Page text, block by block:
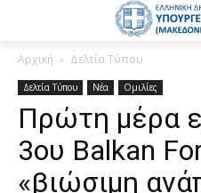
Αρχική Δελτία Τύπου
Δελτία Τύπου Νέα Ομιλίες
Πρώτη μέρα
3ου Balkan
«βιώσιμη